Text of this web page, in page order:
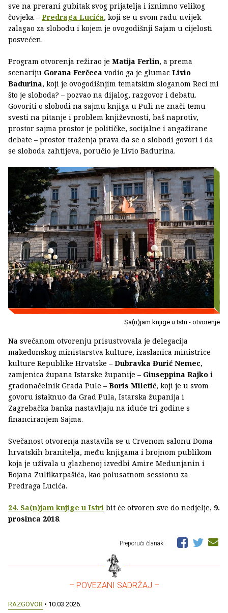
sve na prerani gubitak svog prijatelja i iznimno velikog
čovjeka – Predraga Lucića, koji se u svom radu uvijek
zalagao za slobodu i kojem je ovogodišnji Sajam u cijelosti
posvećen.
Program otvorenja režirao je Matija Ferlin, a prema
scenariju Gorana Ferčeca vodio ga je glumac Livio
Badurina, koji je ovogodišnjim tematskim sloganom Reci mi
što je sloboda? – pozvao na dijalog, razgovor i debatu.
Govoriti o slobodi na sajmu knjiga u Puli ne znači temu
svesti na pitanje i problem književnosti, baš naprotiv,
prostor sajma prostor je političke, socijalne i angažirane
debate – prostor traženja prava da se o slobodi govori i da
se sloboda zahtijeva, poručio je Livio Badurina.
Sa(n)jam knjige u Istri - otvorenje
Na svečanom otvorenju prisustvovala je delegacija
makedonskog ministarstva kulture, izaslanica ministrice
kulture Republike Hrvatske – Dubravka Đurić Nemec,
zamjenica župana Istarske županije – Giuseppina Rajko i
gradonačelnik Grada Pule – Boris Miletić, koji je u svom
govoru istaknuo da Grad Pula, Istarska županija i
Zagrebačka banka nastavljaju na iduće tri godine s
financiranjem Sajma.
Svečanost otvorenja nastavila se u Crvenom salonu Doma
hrvatskih branitelja, među knjigama i brojnom publikom
koja je uživala u glazbenoj izvedbi Amire Medunjanin i
Bojana Zulfikarpašića, kao polusatnom sessionu za
Predraga Lucića.
24. Sa(n)jam knjige u Istri bit će otvoren sve do nedjelje, 9.
prosinca 2018.
Preporuči članak
– POVEZANI SADRŽAJ –
RAZGOVOR • 10.03.2026.